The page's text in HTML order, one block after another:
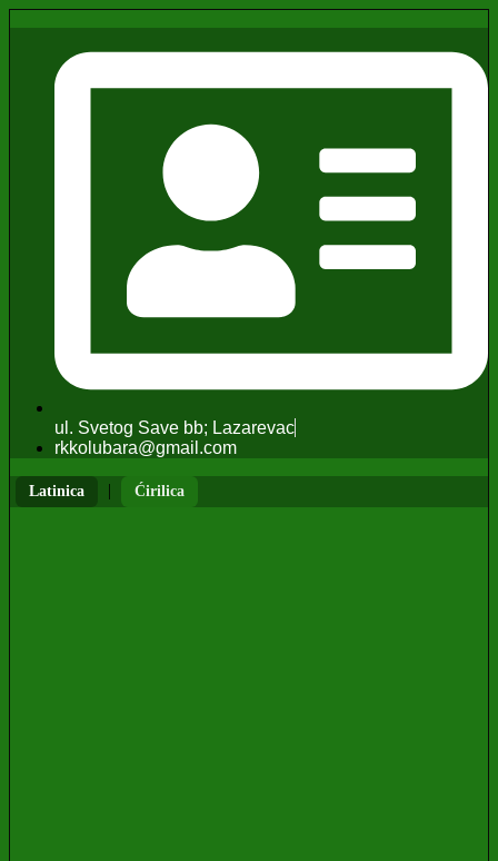
ul. Svetog Save bb; Lazarevac
rkkolubara@gmail.com
Latinica | Ćirilica